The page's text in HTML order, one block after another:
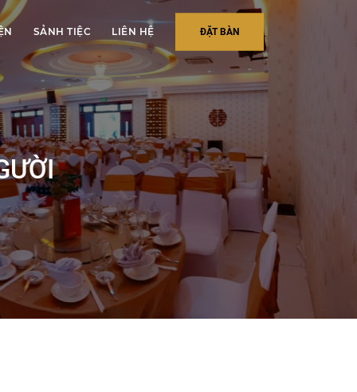
SẢNH TIỆC LIÊN HỆ ĐẶT BÀN